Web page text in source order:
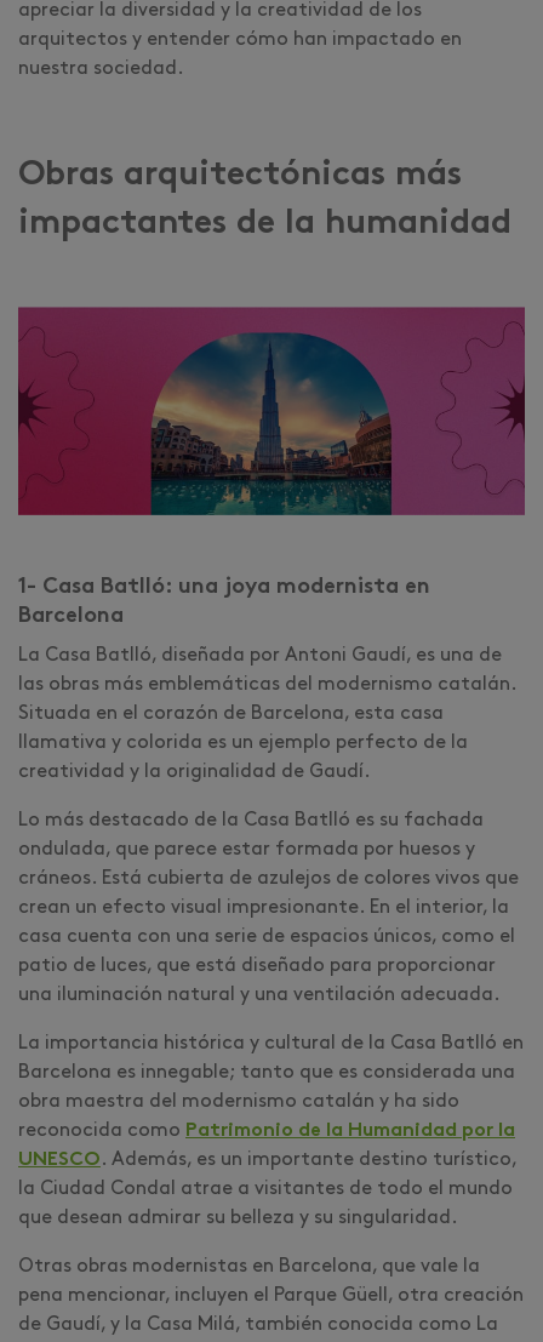
apreciar la diversidad y la creatividad de los
arquitectos y entender cómo han impactado en
nuestra sociedad.
Obras arquitectónicas más
impactantes de la humanidad
1- Casa Batlló: una joya modernista en
Barcelona
La Casa Batlló, diseñada por Antoni Gaudí, es una de
las obras más emblemáticas del modernismo catalán.
Situada en el corazón de Barcelona, esta casa
llamativa y colorida es un ejemplo perfecto de la
creatividad y la originalidad de Gaudí.
Lo más destacado de la Casa Batlló es su fachada
ondulada, que parece estar formada por huesos y
cráneos. Está cubierta de azulejos de colores vivos que
crean un efecto visual impresionante. En el interior, la
casa cuenta con una serie de espacios únicos, como el
patio de luces, que está diseñado para proporcionar
una iluminación natural y una ventilación adecuada.
La importancia histórica y cultural de la Casa Batlló en
Barcelona es innegable; tanto que es considerada una
obra maestra del modernismo catalán y ha sido
reconocida como Patrimonio de la Humanidad por la
UNESCO. Además, es un importante destino turístico,
la Ciudad Condal atrae a visitantes de todo el mundo
que desean admirar su belleza y su singularidad.
Otras obras modernistas en Barcelona, que vale la
pena mencionar, incluyen el Parque Güell, otra creación
de Gaudí, y la Casa Milá, también conocida como La